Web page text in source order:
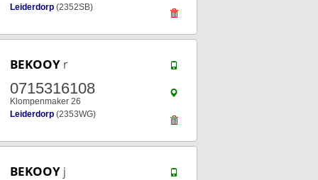
Leiderdorp (2352SB)
BEKOOY r
0715316108
Klompenmaker 26
Leiderdorp (2353WG)
BEKOOY j